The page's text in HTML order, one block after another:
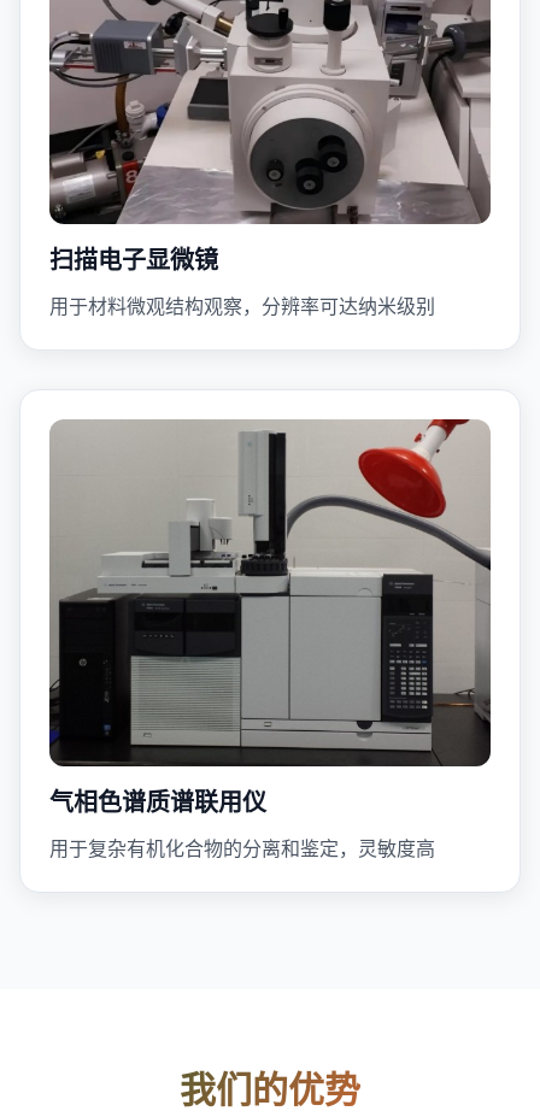
扫描电子显微镜
用于材料微观结构观察，分辨率可达纳米级别
气相色谱质谱联用仪
用于复杂有机化合物的分离和鉴定，灵敏度高
我们的优势